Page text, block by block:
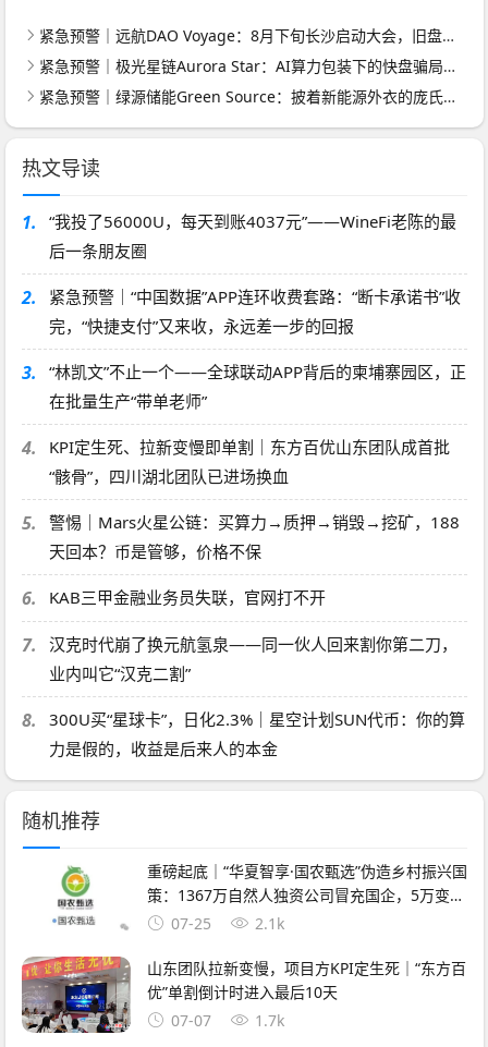
紧急预警｜远航DAO Voyage：8月下旬长沙启动大会，旧盘团队平移，RWA+大宗商品包装——又是庞氏滚盘的老剧本
紧急预警｜极光星链Aurora Star：AI算力包装下的快盘骗局，认购即入坑
紧急预警｜绿源储能Green Source：披着新能源外衣的庞氏传销盘，8月千人大会就是收割信号
热文导读
1.
“我投了56000U，每天到账4037元”——WineFi老陈的最
后一条朋友圈
2.
紧急预警｜“中国数据”APP连环收费套路：“断卡承诺书”收
完，“快捷支付”又来收，永远差一步的回报
3.
“林凯文”不止一个——全球联动APP背后的柬埔寨园区，正
在批量生产“带单老师”
4.
KPI定生死、拉新变慢即单割｜东方百优山东团队成首批
“骸骨”，四川湖北团队已进场换血
5.
警惕｜Mars火星公链：买算力→质押→销毁→挖矿，188
天回本？币是管够，价格不保
6. KAB三甲金融业务员失联，官网打不开
7.
汉克时代崩了换元航氢泉——同一伙人回来割你第二刀，
业内叫它“汉克二割”
8.
300U买“星球卡”，日化2.3%｜星空计划SUN代币：你的算
力是假的，收益是后来人的本金
随机推荐
重磅起底｜“华夏智享·国农甄选”伪造乡村振兴国
策：1367万自然人独资公司冒充国企，5万变50
万全是数字游戏
07-25 2.1k
山东团队拉新变慢，项目方KPI定生死｜“东方百
优”单割倒计时进入最后10天
07-07
1.7k